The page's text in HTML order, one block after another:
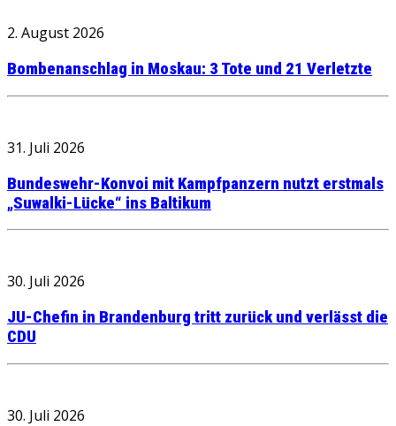
2. August 2026
Bombenanschlag in Moskau: 3 Tote und 21 Verletzte
31. Juli 2026
Bundeswehr-Konvoi mit Kampfpanzern nutzt erstmals
„Suwalki-Lücke“ ins Baltikum
30. Juli 2026
JU-Chefin in Brandenburg tritt zurück und verlässt die
CDU
30. Juli 2026